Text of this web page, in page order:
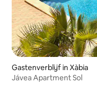
Gastenverblijf in Xàbia
Jávea Apartment Sol